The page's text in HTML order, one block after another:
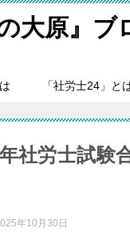
の大原』
「社労士24」と
社労士試験
年10月30日